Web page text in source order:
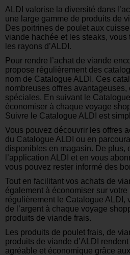
ALDI valorise la diversité dans
une large gamme de produits de
Des poitrines de poulet aux
viande hachée et les steaks, vous
les rayons d’ALDI.
Pour rendre l’achat de viande
propose régulièrement des
nom de Catalogue ALDI. Ces
nombreuses offres
spéciales. En suivant le
économiser à chaque voyage
Suivre le Catalogue ALDI est
Vous pouvez découvrir les offres
du Catalogue ALDI ou en
disponibles en magasin. De plus,
l’application ALDI et en vous
vous pouvez rester informé des
Tout en facilitant vos achats de
également à économiser sur
régulièrement le Catalogue ALDI,
de l’argent à chaque voyage
produits de viande frais.
Les produits de poulet frais, de
produits de viande d’ALDI
agréable et économique grâce